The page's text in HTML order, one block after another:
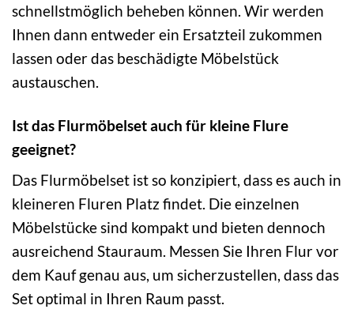
schnellstmöglich beheben können. Wir werden
Ihnen dann entweder ein Ersatzteil zukommen
lassen oder das beschädigte Möbelstück
austauschen.
Ist das Flurmöbelset auch für kleine Flure
geeignet?
Das Flurmöbelset ist so konzipiert, dass es auch in
kleineren Fluren Platz findet. Die einzelnen
Möbelstücke sind kompakt und bieten dennoch
ausreichend Stauraum. Messen Sie Ihren Flur vor
dem Kauf genau aus, um sicherzustellen, dass das
Set optimal in Ihren Raum passt.